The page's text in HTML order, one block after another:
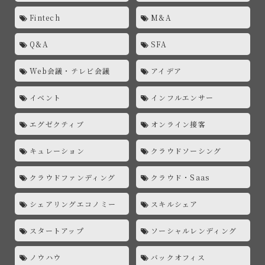
Fintech M&A
Q&A SFA
Web会議・テレビ会議 アイデア
イベント インフルエンサー
エグゼクティブ オンライン接客
キュレーション クラウドソーシング
クラウドファンディング クラウド・Saas
シェアリングエコノミー スキルシェア
スタートアップ ソーシャルレンディング
ノウハウ バックオフィス